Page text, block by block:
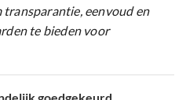
transparantie, eenvoud en
te bieden voor